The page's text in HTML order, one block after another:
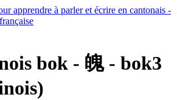
bok - 魄 - bok3